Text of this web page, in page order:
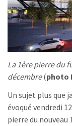
La 1ère pierre du
décembre(photo
Un sujet plus que
évoqué vendredi
pierre du nouveau